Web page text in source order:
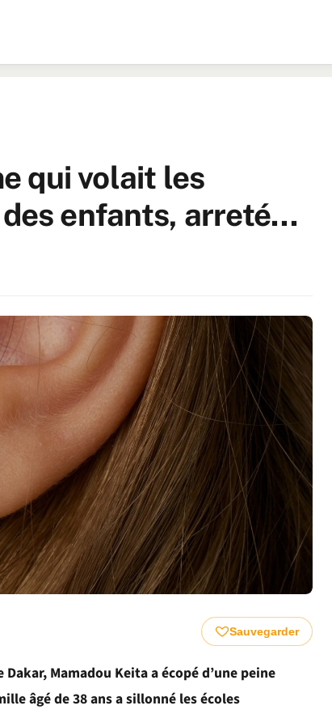
qui volait les
des enfants, arreté…
Sauvegarder
Mamadou Keita a écopé d’une peine
âgé de 38 ans a sillonné les écoles